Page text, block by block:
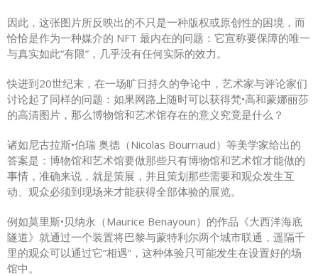
因此，这张图片所反映出的不只是一种版权或原创性的困境，而
恰恰是作为一种媒介的 NFT 最内在的问题：它宣称要保障的唯一
与真实如此“有限”，几乎没有任何实际的效力。
快进到20世纪末，在一场旷日持久的争论中，艺术家与评论家们
讨论起了同样的问题：如果网路上随时可以获得梵•高和蒙娜丽莎
的高清图片，那么博物馆和艺术馆存在的意义究竟是什么？
诸如尼古拉斯•伯瑞 奥德（Nicolas Bourriaud）等美学家给出的
答案是：博物馆和艺术馆要做那些只有博物馆和艺术馆才能做的
事情，准确来说，就是策展，并且策划那些需要和观众发生互
动、观众必须到现场来才能获得全部体验的展览。
例如莫里斯•贝纳永（Maurice Benayoun）的作品《大西洋海底
隧道》就通过一个装置将巴黎与蒙特利尔两个城市联通，遥隔千
里的观众可以通过它“相遇”，这种体验只可能发生在设置好的场
馆中。